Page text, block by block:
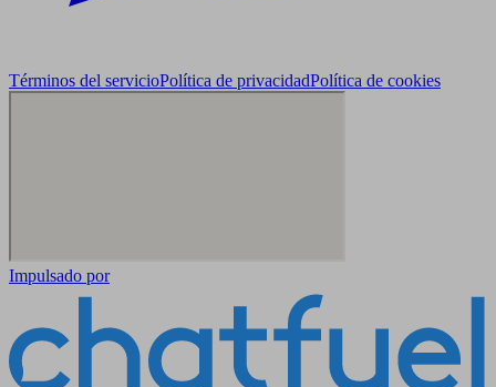
Términos del servicioPolítica de privacidadPolítica de cookies
Impulsado por